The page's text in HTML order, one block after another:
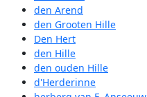
den Arend
den Grooten Hille
Den Hert
den Hille
den ouden Hille
d'Herderinne